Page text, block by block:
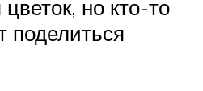
но кто-то
поделиться